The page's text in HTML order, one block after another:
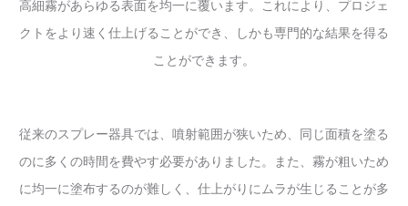
高細霧があらゆる表面を均一に覆います。これにより、プロジェ
クトをより速く仕上げることができ、しかも専門的な結果を得る
ことができます。
従来のスプレー器具では、噴射範囲が狭いため、同じ面積を塗る
のに多くの時間を費やす必要がありました。また、霧が粗いため
に均一に塗布するのが難しく、仕上がりにムラが生じることが多